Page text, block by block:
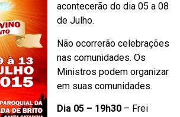
acontecerão do dia 05 a 08
de Julho.
Não ocorrerão celebrações
nas comunidades. Os
Ministros podem organizar
em suas comunidades.
Dia 05 – 19h30 – Frei